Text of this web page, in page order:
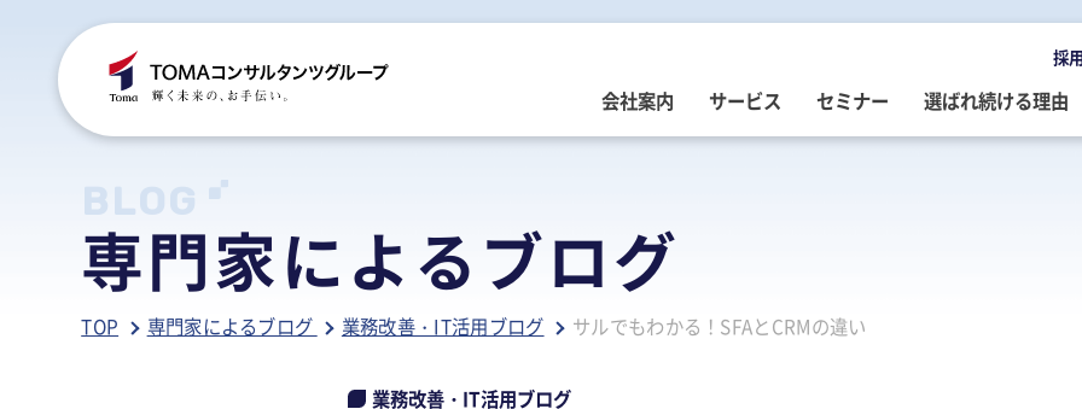
採
会社案内
ご挨拶
グループ企業 採用情報
サービス
税務・会計・監査
国際税務・海外進出 経営・財務・企業再生
人事・労務
セミナー
経営・財務
人事・労務 組織・人材開発
事業承継・相続
選ばれ続ける理由
税務・会計ブログ
行政書士業務ブログ 事業承継ブログ
人事・労務ブログ
BLOG
専門家によるブログ
TOP 専門家によるブログ 業務改善・IT活用ブログ サルでもわかる！SFAとCRMの違い
業務改善・IT活用ブログ